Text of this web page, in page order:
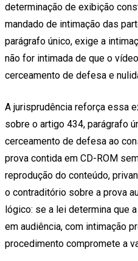
determinação de exibição
mandado de intimação das
parágrafo único, exige a
não for intimada de que o
cerceamento de defesa e
A jurisprudência reforça essa
sobre o artigo 434, parágrafo
cerceamento de defesa ao
prova contida em CD-ROM
reprodução do conteúdo,
o contraditório sobre a prova
lógico: se a lei determina que
em audiência, com intimação
procedimento compromete a